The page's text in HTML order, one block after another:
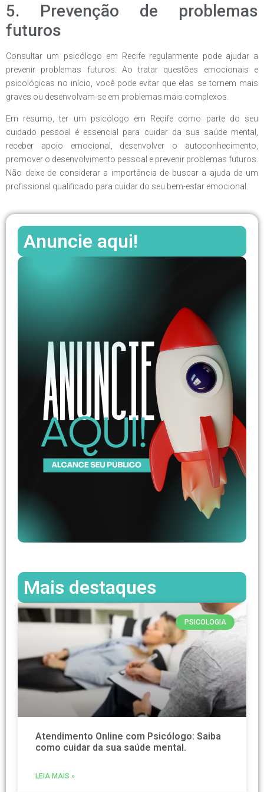
5. Prevenção de problemas
futuros
Consultar um psicólogo em Recife regularmente pode ajudar a
prevenir problemas futuros. Ao tratar questões emocionais e
psicológicas no início, você pode evitar que elas se tornem mais
graves ou desenvolvam-se em problemas mais complexos.
Em resumo, ter um psicólogo em Recife como parte do seu
cuidado pessoal é essencial para cuidar da sua saúde mental,
receber apoio emocional, desenvolver o autoconhecimento,
promover o desenvolvimento pessoal e prevenir problemas futuros.
Não deixe de considerar a importância de buscar a ajuda de um
profissional qualificado para cuidar do seu bem-estar emocional.
Anuncie aqui!
Mais destaques
PSICOLOGIA
Atendimento Online com Psicólogo: Saiba
como cuidar da sua saúde mental.
LEIA MAIS »